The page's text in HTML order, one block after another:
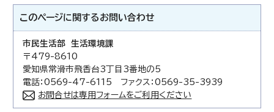
このページに関する お問い合わせ
市民生活部 生活環境課
〒479-8610
愛知県常滑市飛香台3丁目3番地の5
電話：0569-47-6115 ファクス：0569-35-3939
お問合せは専用フォームをご利用ください